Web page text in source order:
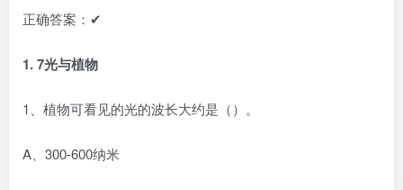
正确答案：✔
1.7光与植物
1、植物可看见的光的波长大约是（）。
A、300-600纳米